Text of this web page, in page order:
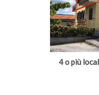
4 o più